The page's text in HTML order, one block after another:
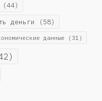
(44)
деньги (58)
данные (31)